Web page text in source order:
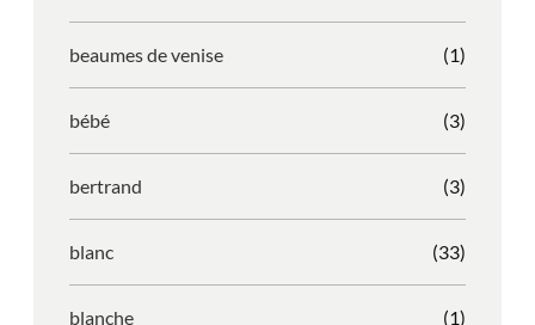
beaumes de venise (1)
bébé (3)
bertrand (3)
blanc (33)
blanche (1)